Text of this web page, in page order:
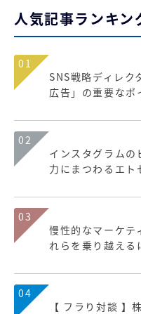
人気記事ランキン
01
SNS戦略ディレク
広告」の重要なポ
02
インスタグラムの
力にまつわるエト
03
慢性的なマーケテ
れらを乗り越える
04
【 フラり対談 】